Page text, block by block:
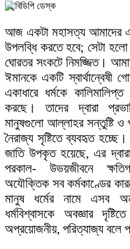
বিডিপি ডেস্ক
আজ একটা মহাসত্য আমাদের
উপলব্ধি করতে হবে; সেটা
ঘোরতর সংকটে নিমজ্জিত।
ঈমানকে একটি স্বার্থান্বেষী
একাধারে ধর্মকে
করছে। তাদের দ্বারা
মানুষগুলো আল্লাহর সন্তুষ্টি ও
নৈরাজ্য সৃষ্টিতে ব্যবহৃত
জাতি উপকৃত হয়েছে, এর
পরকাল- উভয়জীবনে
অযৌক্তিক সব কর্মকাণ্ডের
মানুষ ধর্মের নামে এসব
ধর্মবিশ্বাসকে অবজ্ঞার
অপ্রয়োজনীয়, পরিত্যাজ্য বলে